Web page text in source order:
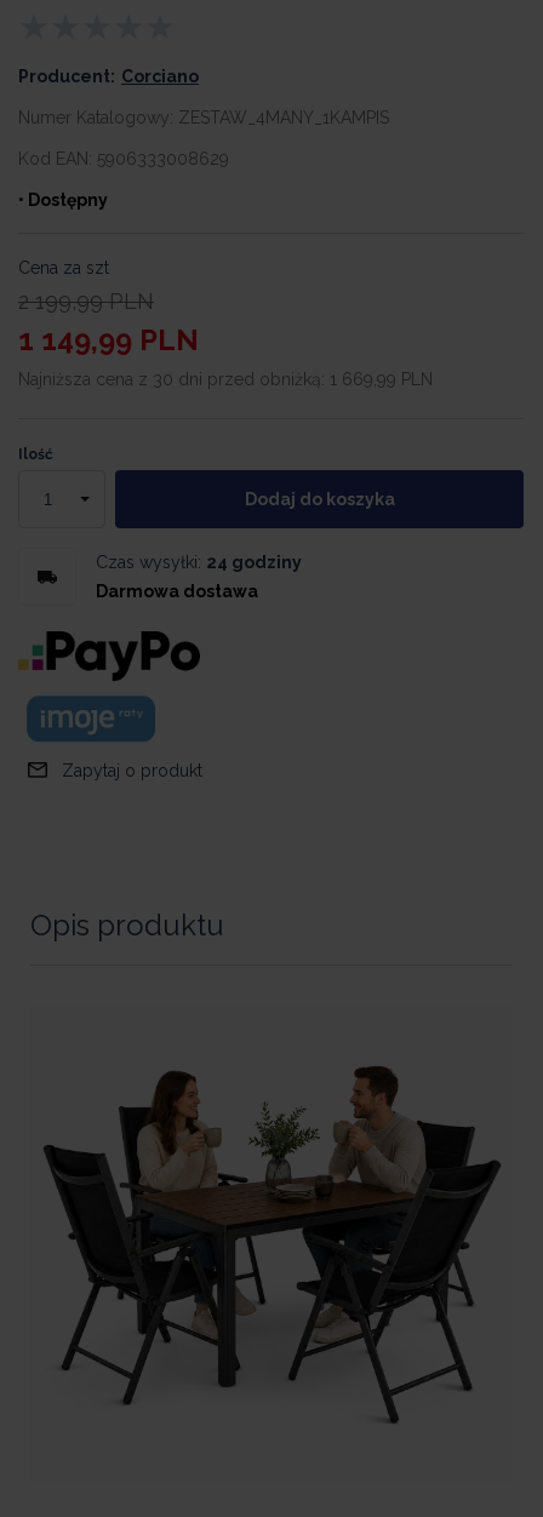
Producent: Corciano
Numer Katalogowy: ZESTAW_4MANY_1KAMPIS
Kod EAN: 5906333008629
• Dostępny
Cena za szt
2 199,99 PLN
1 149,99 PLN
Najniższa cena z 30 dni przed obniżką: 1 669,99 PLN
Ilość
Dodaj do koszyka
Czas wysyłki: 24 godziny
Darmowa dostawa
Zapytaj o produkt
Opis produktu